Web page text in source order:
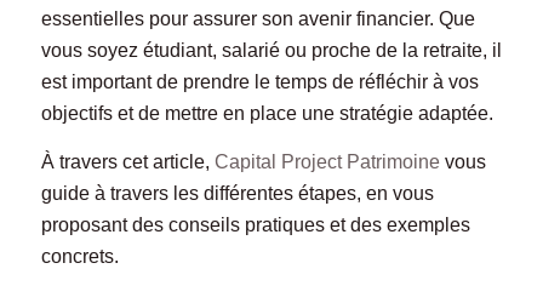
essentielles pour assurer son avenir financier. Que
vous soyez étudiant, salarié ou proche de la retraite, il
est important de prendre le temps de réfléchir à vos
objectifs et de mettre en place une stratégie adaptée.
À travers cet article, Capital Project Patrimoinevous
guide à travers les différentes étapes, en vous
proposant des conseils pratiques et des exemples
concrets.